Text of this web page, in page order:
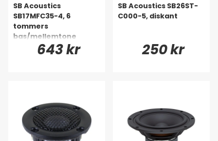
SB Acoustics
SB17MFC35-4, 6
tommers
bas/mellemtone
643 kr
SB Acoustics SB26ST-
C000-5, diskant
250 kr